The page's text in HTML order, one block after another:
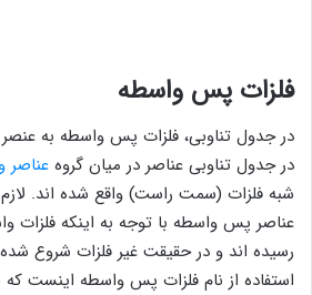
فلزات پس واسطه
در جدول تناوبی، فلزات پس ‌واسطه به
در جدول تناوبی عناصر در میان گروه عناصر
شبه فلزات (سمت راست) واقع شده اند.
عناصر پس‌ واسطه با توجه به اینکه فلزات
رسیده اند و در حقیقت غیر فلزات شروع
استفاده از نام فلزات پس واسطه اینست